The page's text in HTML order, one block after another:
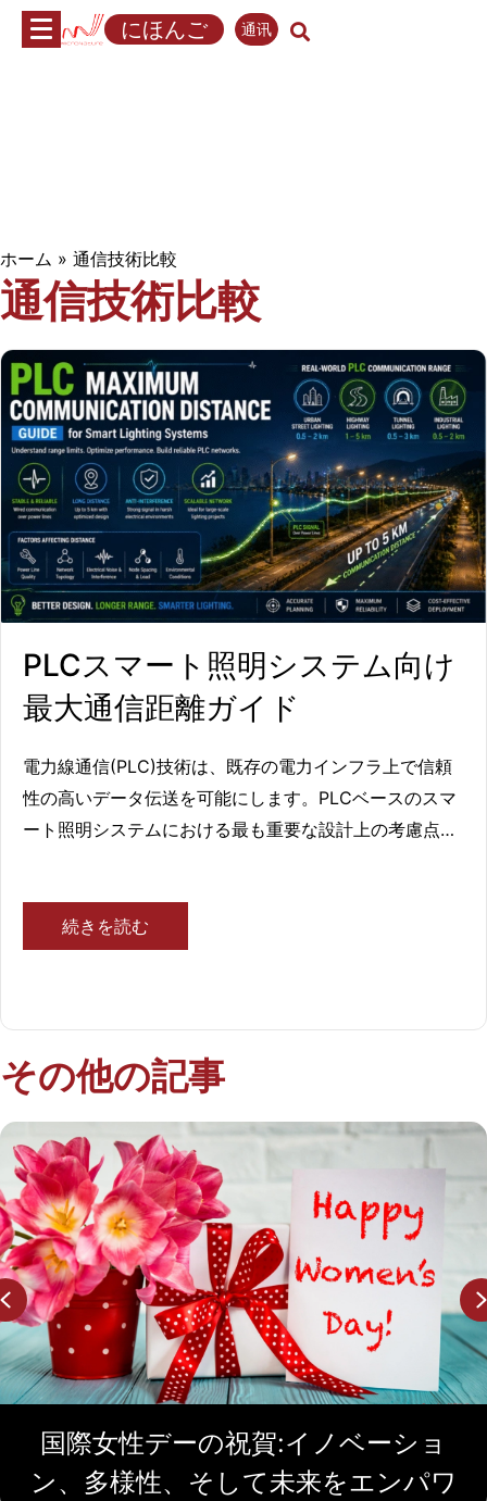
にほんご 通讯
ホーム » 通信技術比較
通信技術比較
PLCスマート照明システム向け
最大通信距離ガイド
電力線通信(PLC)技術は、既存の電力インフラ上で信頼
性の高いデータ伝送を可能にします。PLCベースのスマ
ート照明システムにおける最も重要な設計上の考慮点の
計し、インフラ配置を最適化し、信号損失の問題を回避
するのに役立ちます。本ガイドでは、典型的なPLC通信
続きを読む
その他の記事
祝賀:イノベーショ
て未来をエンパワ
照明データを
える:PLC+AIが
Previous